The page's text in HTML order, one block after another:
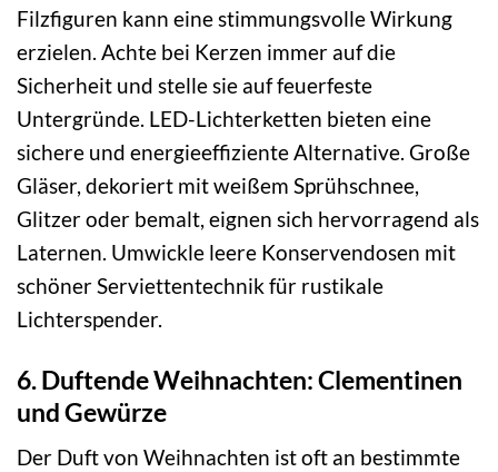
Filzfiguren kann eine stimmungsvolle Wirkung
erzielen. Achte bei Kerzen immer auf die
Sicherheit und stelle sie auf feuerfeste
Untergründe. LED-Lichterketten bieten eine
sichere und energieeffiziente Alternative. Große
Gläser, dekoriert mit weißem Sprühschnee,
Glitzer oder bemalt, eignen sich hervorragend als
Laternen. Umwickle leere Konservendosen mit
schöner Serviettentechnik für rustikale
Lichterspender.
6. Duftende Weihnachten: Clementinen
und Gewürze
Der Duft von Weihnachten ist oft an bestimmte